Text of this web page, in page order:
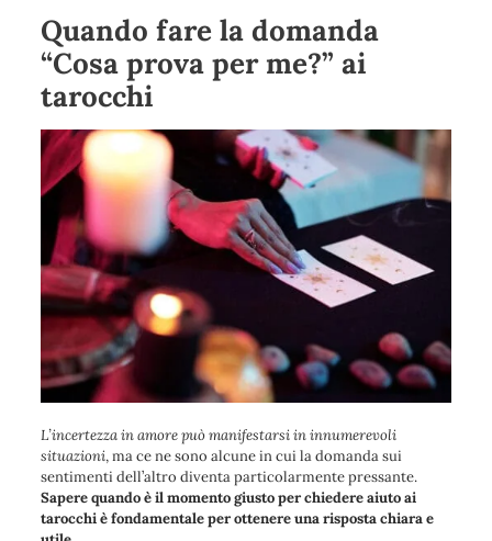
Quando fare la domanda
“Cosa prova per me?” ai
tarocchi
L’incertezza in amore può manifestarsi in innumerevoli
situazioni, ma ce ne sono alcune in cui la domanda sui
sentimenti dell’altro diventa particolarmente pressante.
Sapere quando è il momento giusto per chiedere aiuto ai
tarocchi è fondamentale per ottenere una risposta chiara e